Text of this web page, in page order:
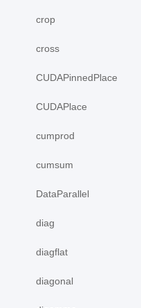
crop
cross
CUDAPinnedPlace
CUDAPlace
cumprod
cumsum
DataParallel
diag
diagflat
diagonal